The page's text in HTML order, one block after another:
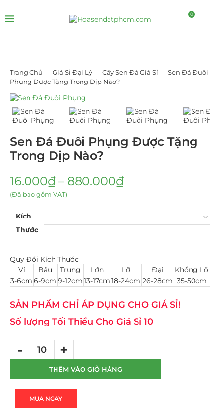
0
Trang Chủ Giá Sỉ Đại Lý Cây Sen Đá Giá Sỉ
Sen Đá Đuôi
Phụng Được Tặng Trong Dịp Nào?
Sen Đá Đuôi Phụng Được Tặng
Trong Dịp Nào?
16.000₫ – 880.000₫
(Đã bao gồm VAT)
Kích
Thước
Quy Đổi Kích Thước
Vỉ
Bầu Trung Lớn Lỡ Đại
Khổng Lồ
3-6cm 6-9cm 9-12cm 13-17cm 18-24cm 26-28cm 35-50cm
SẢN PHẨM CHỈ ÁP DỤNG CHO GIÁ SỈ!
Số lượng Tối Thiểu Cho Giá Sỉ 10
THÊM VÀO GIỎ HÀNG
MUA NGAY